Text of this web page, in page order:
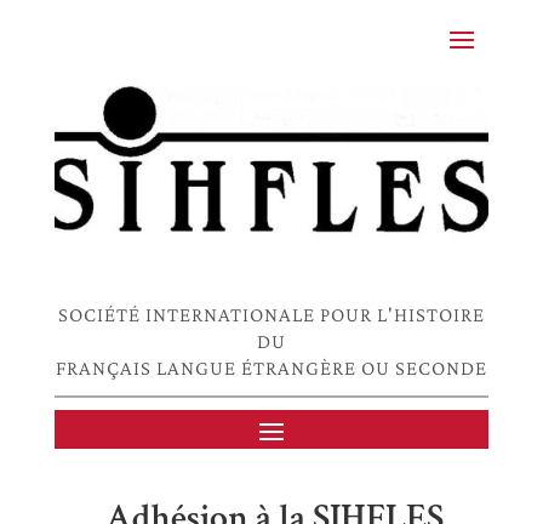
SOCIÉTÉ INTERNATIONALE POUR L'HISTOIRE
DU
FRANÇAIS LANGUE ÉTRANGÈRE OU SECONDE